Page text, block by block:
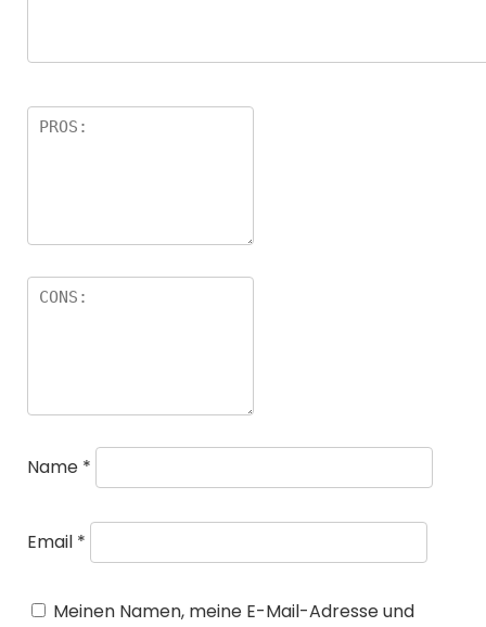
Name *
Email *
Meinen Namen, meine E-Mail-Adresse und